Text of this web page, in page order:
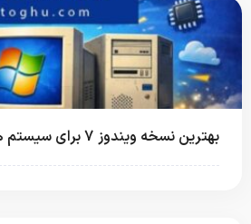
بهترین نسخه ویندوز 7 برای سیستم های ضعیف